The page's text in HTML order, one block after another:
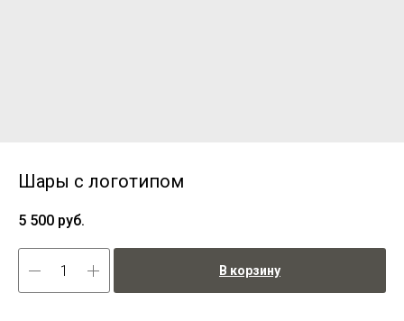
Шары с логотипом
5 500 руб.
В корзину